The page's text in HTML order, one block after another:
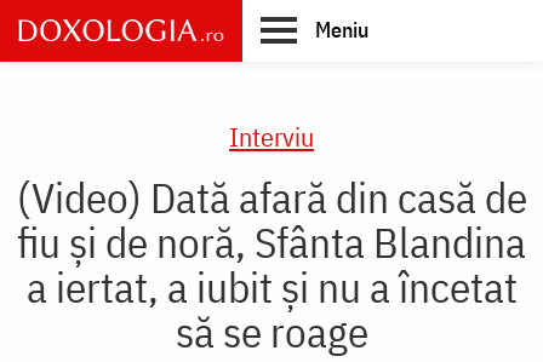
Skip
to
main
Meniu
Interviu
(Video) Dată afară din casă de
fiu și de noră, Sfânta Blandina
a iertat, a iubit și nu a încetat
să se roage